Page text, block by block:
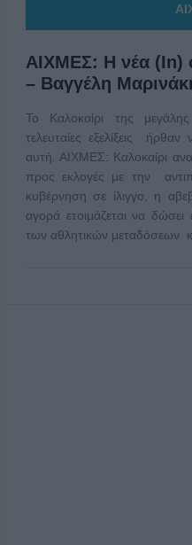
ΑΙΧΜΕΣ: Η νέα (In)
– Βαγγέλη
Το Καλοκαίρι της μεγάλης
τελευταίες εξελίξεις
αυτή. ΑΙΧΜΕΣ: Καλοκαίρι
προς εκλογές με την
κυβέρνηση σε ίλιγγο, η
αγορά ετοιμάζεται να
των αθλητικών μεταδόσεων